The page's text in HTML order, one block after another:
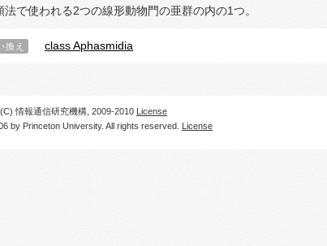
法で使われる2つの線形動物門の亜群の内の1つ。
換え class Aphasmidia
(C) 情報通信研究機構, 2009-2010 License
by Princeton University. All rights reserved. License